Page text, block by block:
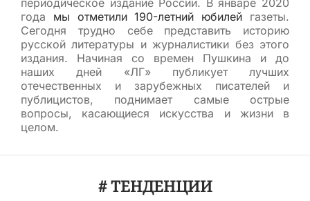
периодическое издание России. В январе 2020
года мы отметили 190-летний юбилей газеты.
Сегодня трудно себе представить историю
русской литературы и журналистики без этого
издания. Начиная со времен Пушкина и до
наших дней «ЛГ» публикует лучших
отечественных и зарубежных писателей и
публицистов, поднимает самые острые
вопросы, касающиеся искусства и жизни в
целом.
# ТЕНДЕНЦИИ